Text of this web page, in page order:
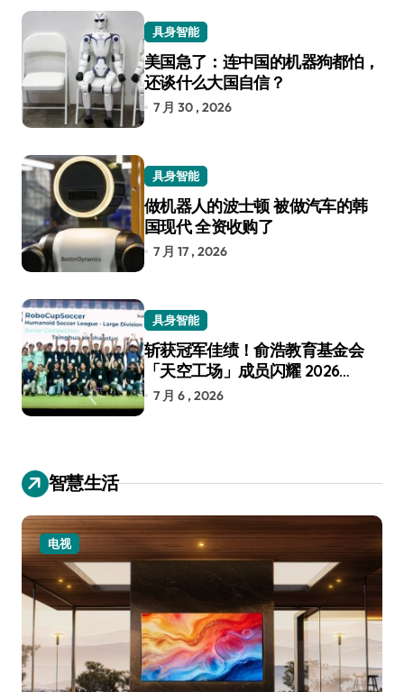
具身智能
美国急了：连中国的机器狗都怕，
还谈什么大国自信？
7 月 30 , 2026
具身智能
做机器人的波士顿 被做汽车的韩
国现代 全资收购了
7 月 17 , 2026
具身智能
斩获冠军佳绩！俞浩教育基金会
「天空工场」成员闪耀 2026
RoboCup 机器人世界杯
7 月 6 , 2026
智慧生活
电视